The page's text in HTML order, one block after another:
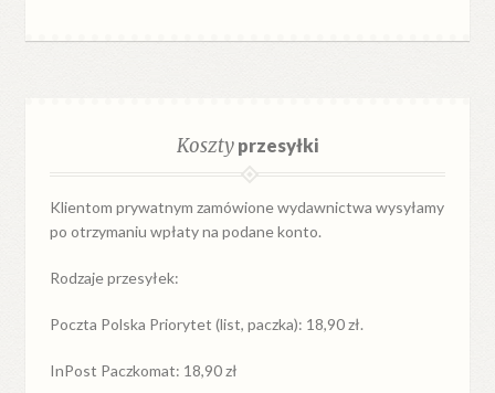
Kosztyprzesyłki
Klientom prywatnym zamówione wydawnictwa wysyłamy
po otrzymaniu wpłaty na podane konto.
Rodzaje przesyłek:
Poczta Polska Priorytet (list, paczka): 18,90 zł.
InPost Paczkomat: 18,90 zł